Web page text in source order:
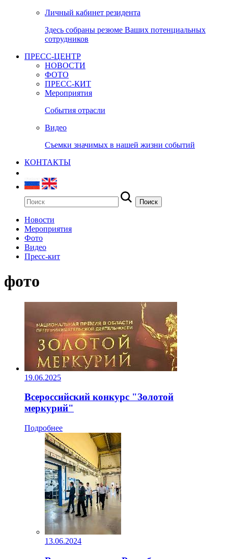
Личный кабинет резидента
Здесь собраны резюме Ваших потенциальных
сотрудников
ПРЕСС-ЦЕНТР
НОВОСТИ
ФОТО
ПРЕСС-КИТ
Мероприятия
События отрасли
Видео
Съемки значимых в нашей жизни событий
КОНТАКТЫ
Новости
Мероприятия
Фото
Видео
Пресс-кит
фото
19.06.2025
Всероссийский конкурс "Золотой
меркурий"
Подробнее
13.06.2024